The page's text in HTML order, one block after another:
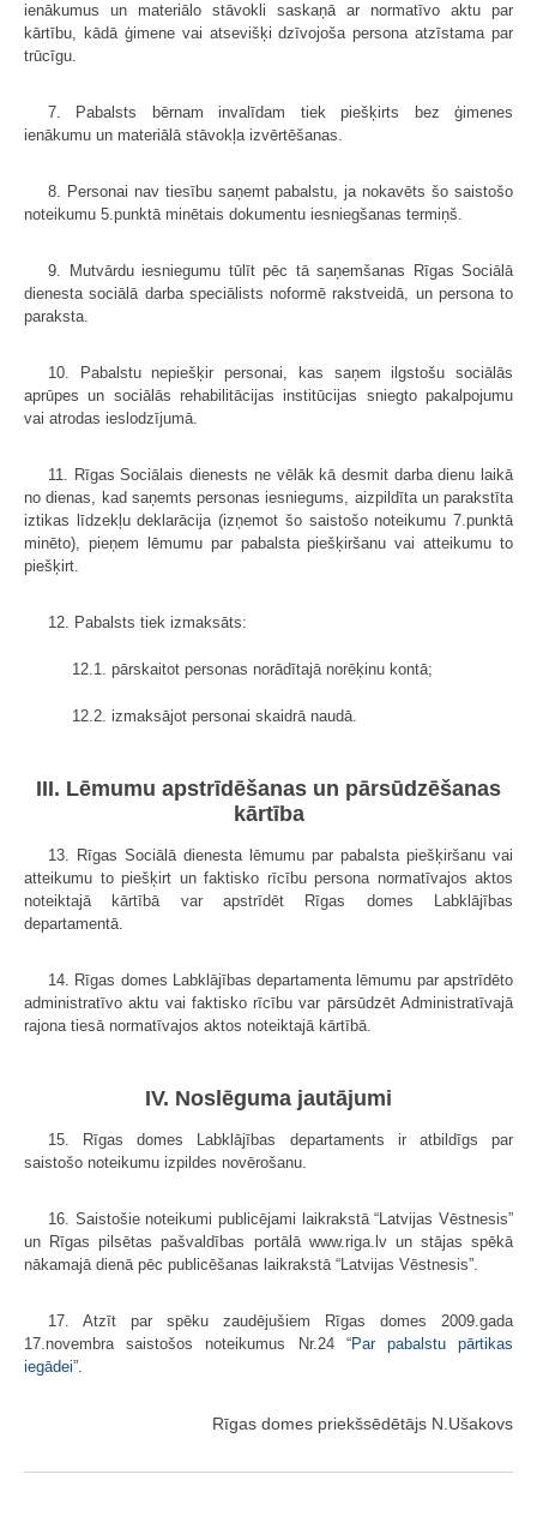
ienākumus un materiālo stāvokli saskaņā ar normatīvo aktu par
kārtību, kādā ģimene vai atsevišķi dzīvojoša persona atzīstama par
trūcīgu.
7. Pabalsts bērnam invalīdam tiek piešķirts bez ģimenes
ienākumu un materiālā stāvokļa izvērtēšanas.
8. Personai nav tiesību saņemt pabalstu, ja nokavēts šo saistošo
noteikumu 5.punktā minētais dokumentu iesniegšanas termiņš.
9. Mutvārdu iesniegumu tūlīt pēc tā saņemšanas Rīgas Sociālā
dienesta sociālā darba speciālists noformē rakstveidā, un persona to
paraksta.
10. Pabalstu nepiešķir personai, kas saņem ilgstošu sociālās
aprūpes un sociālās rehabilitācijas institūcijas sniegto pakalpojumu
vai atrodas ieslodzījumā.
11. Rīgas Sociālais dienests ne vēlāk kā desmit darba dienu laikā
no dienas, kad saņemts personas iesniegums, aizpildīta un parakstīta
iztikas līdzekļu deklarācija (izņemot šo saistošo noteikumu 7.punktā
minēto), pieņem lēmumu par pabalsta piešķiršanu vai atteikumu to
piešķirt.
12. Pabalsts tiek izmaksāts:
12.1. pārskaitot personas norādītajā norēķinu kontā;
12.2. izmaksājot personai skaidrā naudā.
III. Lēmumu apstrīdēšanas un pārsūdzēšanas
kārtība
13. Rīgas Sociālā dienesta lēmumu par pabalsta piešķiršanu vai
atteikumu to piešķirt un faktisko rīcību persona normatīvajos aktos
noteiktajā kārtībā var apstrīdēt Rīgas domes Labklājības
departamentā.
14. Rīgas domes Labklājības departamenta lēmumu par apstrīdēto
administratīvo aktu vai faktisko rīcību var pārsūdzēt Administratīvajā
rajona tiesā normatīvajos aktos noteiktajā kārtībā.
IV. Noslēguma jautājumi
15. Rīgas domes Labklājības departaments ir atbildīgs par
saistošo noteikumu izpildes novērošanu.
16. Saistošie noteikumi publicējami laikrakstā “Latvijas Vēstnesis”
un Rīgas pilsētas pašvaldības portālā www.riga.lv un stājas spēkā
nākamajā dienā pēc publicēšanas laikrakstā “Latvijas Vēstnesis”.
17. Atzīt par spēku zaudējušiem Rīgas domes 2009.gada
17.novembra saistošos noteikumus Nr.24 “Par pabalstu pārtikas
iegādei”.
Rīgas domes priekšsēdētājs N.Ušakovs